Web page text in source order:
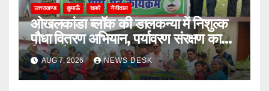
उत्तराखण्ड कुमाऊँ खबरे नैनीताल
ओखलकांडा ब्लॉक की डालकन्या में निशुल्क
पौधा वितरण अभियान, पर्यावरण संरक्षण का
दिया संदेश
AUG 7, 2026 NEWS DESK